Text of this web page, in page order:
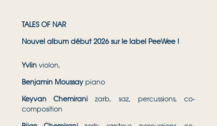
TALES OF NAR
Nouvel album début 2026 sur le label PeeWee !
Yvlin violon,
Benjamin Moussaypiano
Keyvan Chemiranizarb, saz, percussions, co-
composition